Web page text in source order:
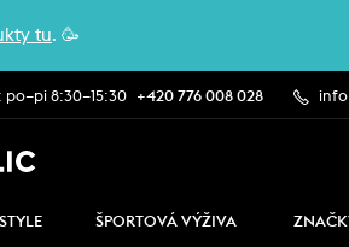
tu. 🥳
8:30–15:30 +420 776 008 028 info
ŠPORTOVÁ VÝŽIVA